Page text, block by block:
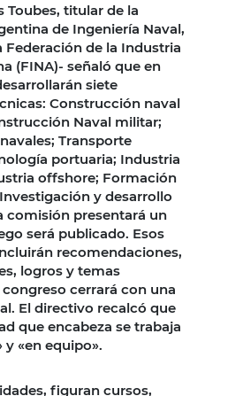
Toubes, titular de la
de Ingeniería Naval,
Federación de la Industria
(FINA)- señaló que en
siete
Construcción naval
Naval militar;
Transporte
portuaria; Industria
offshore; Formación
y desarrollo
comisión presentará un
será publicado. Esos
recomendaciones,
logros y temas
cerrará con una
El directivo recalcó que
que encabeza se trabaja
y «en equipo».
figuran cursos,